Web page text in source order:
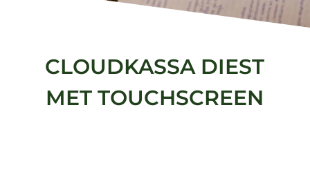
CLOUDKASSA DIEST
MET TOUCHSCREEN